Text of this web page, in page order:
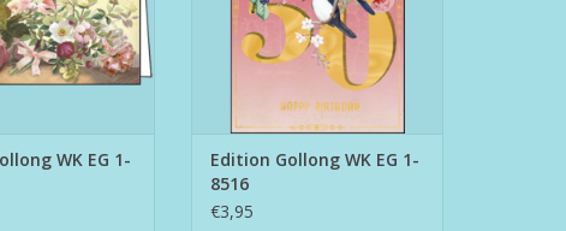
WK EG 1-
Edition Gollong WK EG 1-
8516
€3,95